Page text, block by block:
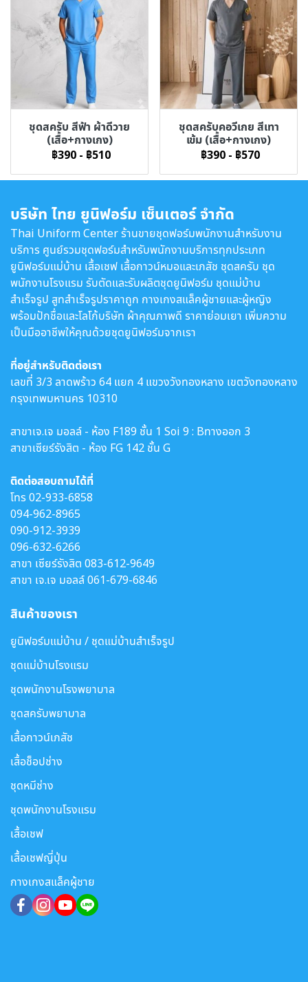
ชุดสครับ สีฟ้า ผ้าดีวาย
(เสื้อ+กางเกง)
฿390 - ฿510
ชุดสครับคอวีเกย สีเทา
เข้ม (เสื้อ+กางเกง)
฿390 - ฿570
บริษัท ไทย ยูนิฟอร์ม เซ็นเตอร์ จำกัด
Thai Uniform Center ร้านขายชุดฟอร์มพนักงานสำหรับงาน
บริการ ศูนย์รวมชุดฟอร์มสำหรับพนักงานบริการทุกประเภท
ยูนิฟอร์มแม่บ้าน เสื้อเชฟ เสื้อกาวน์หมอและเภสัช ชุดสครับ ชุด
พนักงานโรงแรม รับตัดและรับผลิตชุดยูนิฟอร์ม ชุดแม่บ้าน
สำเร็จรูป สูทสำเร็จรูปราคาถูก กางเกงสแล็คผู้ชายและผู้หญิง
พร้อมปักชื่อและโลโก้บริษัท ผ้าคุณภาพดี ราคาย่อมเยา เพิ่มความ
เป็นมืออาชีพให้คุณด้วยชุดยูนิฟอร์มจากเรา
ที่อยู่สำหรับติดต่อเรา
เลขที่ 3/3 ลาดพร้าว 64 แยก 4 แขวงวังทองหลาง เขตวังทองหลาง
กรุงเทพมหานคร 10310
สาขาเจ.เจ มอลล์ - ห้อง F189 ชั้น 1 Soi 9 : Bทางออก 3
สาขาเซียร์รังสิต - ห้อง FG 142 ชั้น G
ติดต่อสอบถามได้ที่
โทร02-933-6858
094-962-8965
090-912-3939
096-632-6266
สาขา เซียร์รังสิต 083-612-9649
สาขา เจ.เจ มอลล์061-679-6846
สินค้าของเรา
ยูนิฟอร์มแม่บ้าน / ชุดแม่บ้านสำเร็จรูป
ชุดแม่บ้านโรงแรม
ชุดพนักงานโรงพยาบาล
ชุดสครับพยาบาล
เสื้อกาวน์เภสัช
เสื้อช็อปช่าง
ชุดหมีช่าง
ชุดพนักงานโรงแรม
เสื้อเชฟ
เสื้อเชฟญี่ปุ่น
กางเกงสแล็คผู้ชาย